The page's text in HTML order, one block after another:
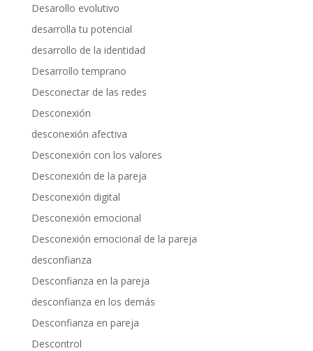
Desarollo evolutivo
desarrolla tu potencial
desarrollo de la identidad
Desarrollo temprano
Desconectar de las redes
Desconexión
desconexión afectiva
Desconexión con los valores
Desconexión de la pareja
Desconexión digital
Desconexión emocional
Desconexión emocional de la pareja
desconfianza
Desconfianza en la pareja
desconfianza en los demás
Desconfianza en pareja
Descontrol